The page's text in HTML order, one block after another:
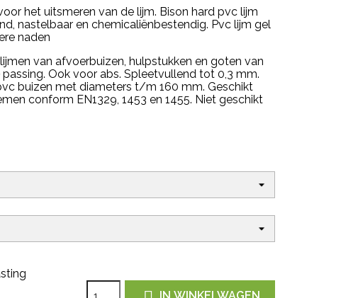
het uitsmeren van de lijm. Bison hard pvc lijm
nastelbaar en chemicaliënbestendig. Pvc lijm gel
naden
van afvoerbuizen, hulpstukken en goten van
Ook voor abs. Spleetvullend tot 0,3 mm.
buizen met diameters t/m 160 mm. Geschikt
conform EN1329, 1453 en 1455. Niet geschikt